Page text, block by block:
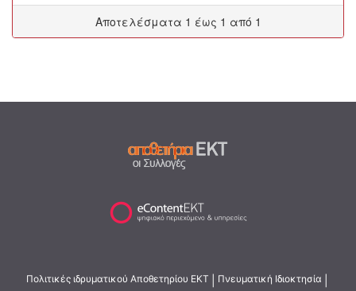
Αποτελέσματα 1 έως 1 από 1